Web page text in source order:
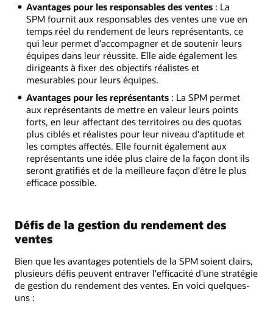
Avantages pour les responsables des ventes: La
SPM fournit aux responsables des ventes une vue en
temps réel du rendement de leurs représentants, ce
qui leur permet d'accompagner et de soutenir leurs
équipes dans leur réussite. Elle aide également les
dirigeants à fixer des objectifs réalistes et
mesurables pour leurs équipes.
Avantages pour les représentants: La SPM permet
aux représentants de mettre en valeur leurs points
forts, en leur affectant des territoires ou des quotas
plus ciblés et réalistes pour leur niveau d'aptitude et
les comptes affectés. Elle fournit également aux
représentants une idée plus claire de la façon dont ils
seront gratifiés et de la meilleure façon d'être le plus
efficace possible.
Défis de la gestion du rendement des
ventes
Bien que les avantages potentiels de la SPM soient clairs,
plusieurs défis peuvent entraver l'efficacité d'une stratégie
de gestion du rendement des ventes. En voici quelques-
uns :